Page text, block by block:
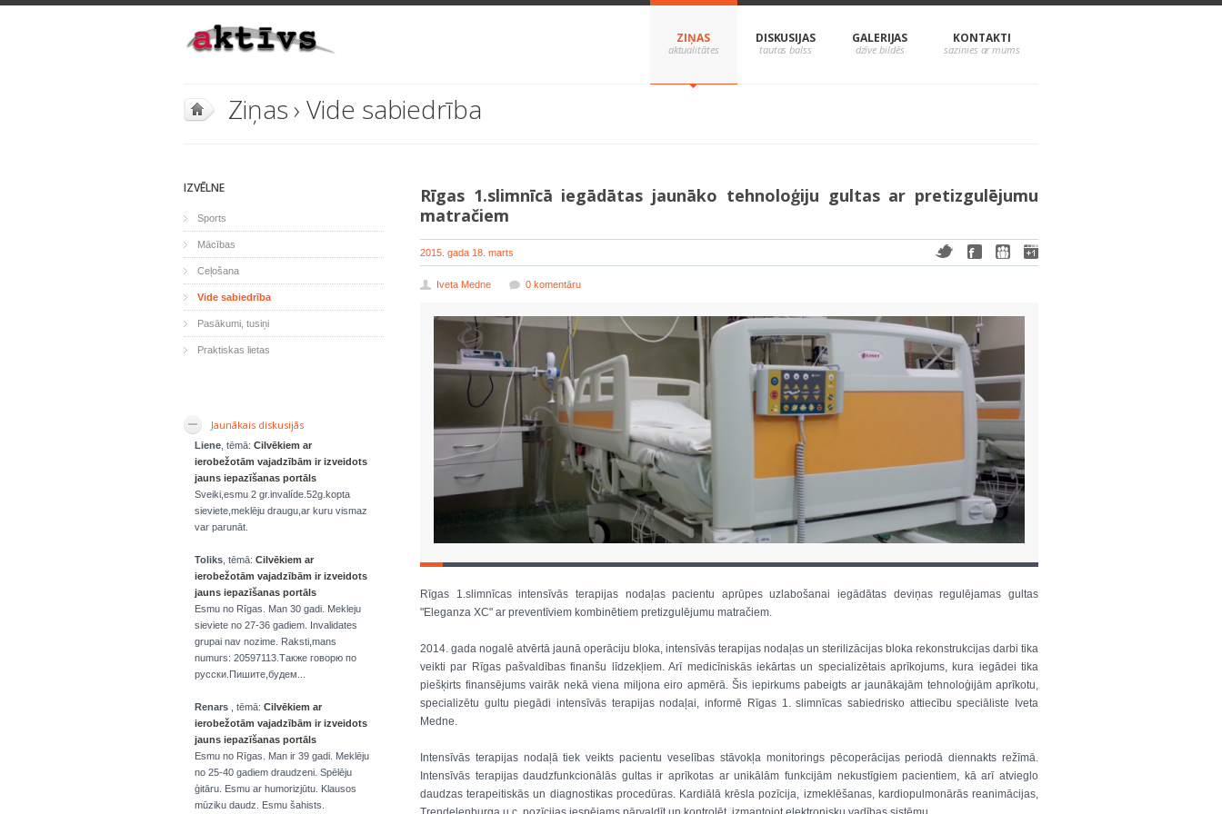
ZIŅAS DISKUSIJAS GALERIJAS KONTAKTI
Ziņas›Vide sabiedrība
Rīgas 1.slimnīcā iegādātas jaunāko tehnoloģiju gultas ar pretizgulējumu
matračiem
2015. gada 18. marts
Iveta Medne 0 komentāru
Rīgas 1.slimnīcas intensīvās terapijas nodaļas pacientu aprūpes uzlabošanai iegādātas deviņas regulējamas gultas
"Eleganza XC" ar preventīviem kombinētiem pretizgulējumu matračiem.
2014. gada nogalē atvērtā jaunā operāciju bloka, intensīvās terapijas nodaļas un sterilizācijas bloka rekonstrukcijas darbi tika
veikti par Rīgas pašvaldības finanšu līdzekļiem. Arī medicīniskās iekārtas un specializētais aprīkojums, kura iegādei tika
piešķirts finansējums vairāk nekā viena miljona eiro apmērā. Šis iepirkums pabeigts ar jaunākajām tehnoloģijām aprīkotu,
specializētu gultu piegādi intensīvās terapijas nodaļai, informē Rīgas 1. slimnīcas sabiedrisko attiecību speciāliste Iveta
Medne.
Intensīvās terapijas nodaļā tiek veikts pacientu veselības stāvokļa monitorings pēcoperācijas periodā diennakts režīmā.
Intensīvās terapijas daudzfunkcionālās gultas ir aprīkotas ar unikālām funkcijām nekustīgiem pacientiem, kā arī atvieglo
daudzas terapeitiskās un diagnostikas procedūras. Kardiālā krēsla pozīcija, izmeklēšanas, kardiopulmonārās reanimācijas,
IZVĒLNE
Sports
Mācības
Ceļošana
Vide sabiedrība
Pasākumi, tusiņi
Praktiskas lietas
Jaunākais diskusijās
Liene , tēmā: Cilvēkiem ar
ierobežotām vajadzībām ir izveidots
jauns iepazīšanas portāls
Sveiki,esmu 2 gr.invalíde.52g.kopta
sieviete,meklēju draugu,ar kuru vismaz
var parunāt.
Toliks , tēmā: Cilvēkiem ar
ierobežotām vajadzībām ir izveidots
jauns iepazīšanas portāls
Esmu no Rīgas. Man 30 gadi. Mekleju
sieviete no 27-36 gadiem. Invalidates
grupai nav nozime. Raksti,mans
numurs: 20597113.Также говорю по
русски.Пишите,будем...
Renars , tēmā: Cilvēkiem ar
ierobežotām vajadzībām ir izveidots
jauns iepazīšanas portāls
Esmu no Rīgas. Man ir 39 gadi. Meklēju
no 25-40 gadiem draudzeni. Spēlēju
ģitāru. Esmu ar humorizjūtu. Klausos
mūziku daudz. Esmu šahists.